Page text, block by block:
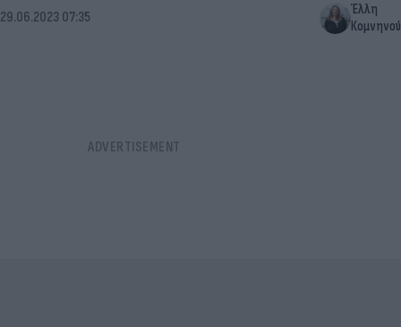
29.06.2023 07:35
Έλλη
Κομνηνού